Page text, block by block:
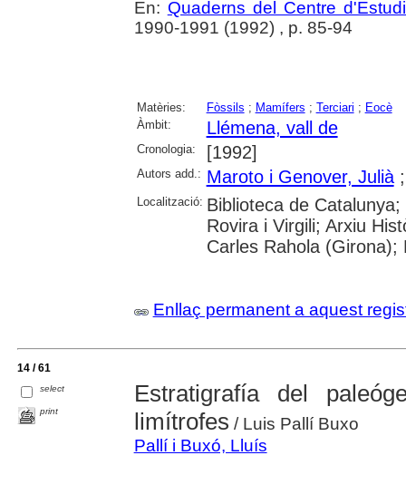
En: Quaderns del Centre
1990-1991 (1992) , p. 85-94
Matèries: Fòssils ; Mamífers ; Terciari ; Eocè
Àmbit:
Llémena, vall de
Cronologia: [1992]
Autors add.: Maroto i Genover, Julià
Localització: Biblioteca de
Rovira i Virgili; Arxiu
Carles Rahola (Girona);
Enllaç permanent a aquest
14 / 61
select
print
Estratigrafía del
limítrofes / Luis Pallí Buxo
Pallí i Buxó, Lluís